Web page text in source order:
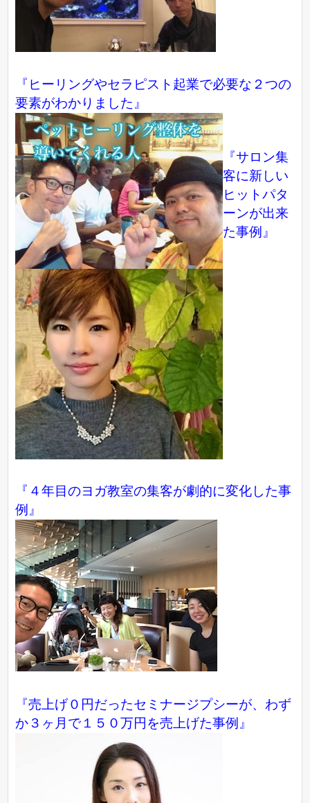
『ヒーリングやセラピスト起業で必要な２つの
要素がわかりました』
『サロン集
客に新しい
ヒットパタ
ーンが出来
た事例』
『４年目のヨガ教室の集客が劇的に変化した事
例』
『売上げ０円だったセミナージプシーが、わず
か３ヶ月で１５０万円を売上げた事例』